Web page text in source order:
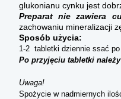
glukonianu cynku jest
Preparat nie zawiera
zachowaniu mineralizacji
Sposób użycia:
1-2 tabletki dziennie ssać po
Po przyjęciu tabletki
Uwaga!
Spożycie w nadmiernych